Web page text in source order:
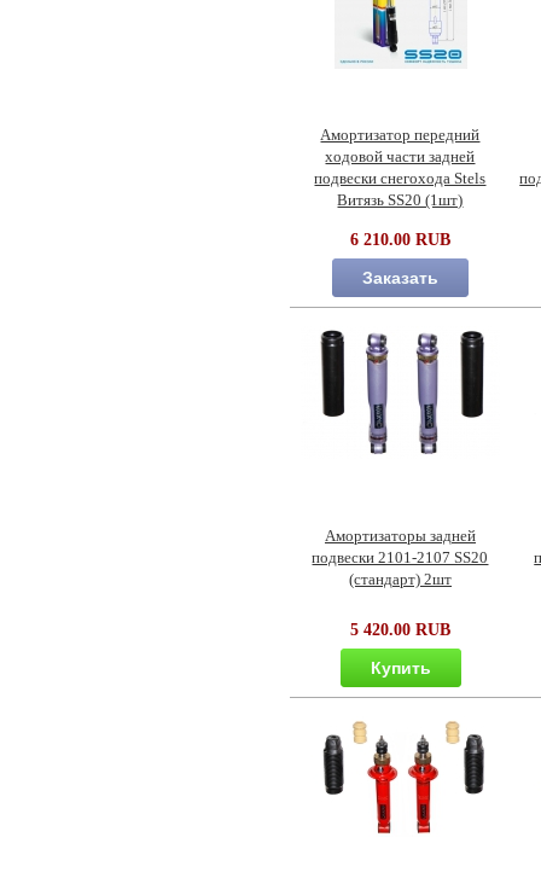
Амортизатор передний
ходовой части задней
подвески снегохода Stels
Витязь SS20 (1шт)
6 210.00 RUB
Заказать
Амортизаторы задней
подвески 2101-2107 SS20
(стандарт) 2шт
5 420.00 RUB
Купить